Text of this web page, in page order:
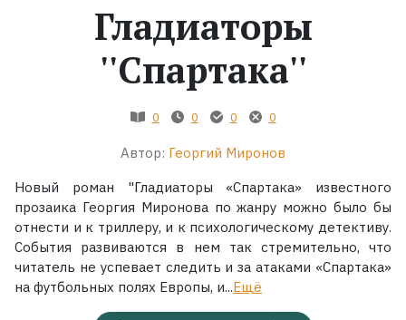
Экранизации
Гладиаторы
''Спартака''
0 0 0 0
Автор: Георгий Миронов
Новый роман "Гладиаторы «Спартака» известного
прозаика Георгия Миронова по жанру можно было бы
отнести и к триллеру, и к психологическому детективу.
События развиваются в нем так стремительно, что
читатель не успевает следить и за атаками «Спартака»
на футбольных полях Европы, и...Ещё